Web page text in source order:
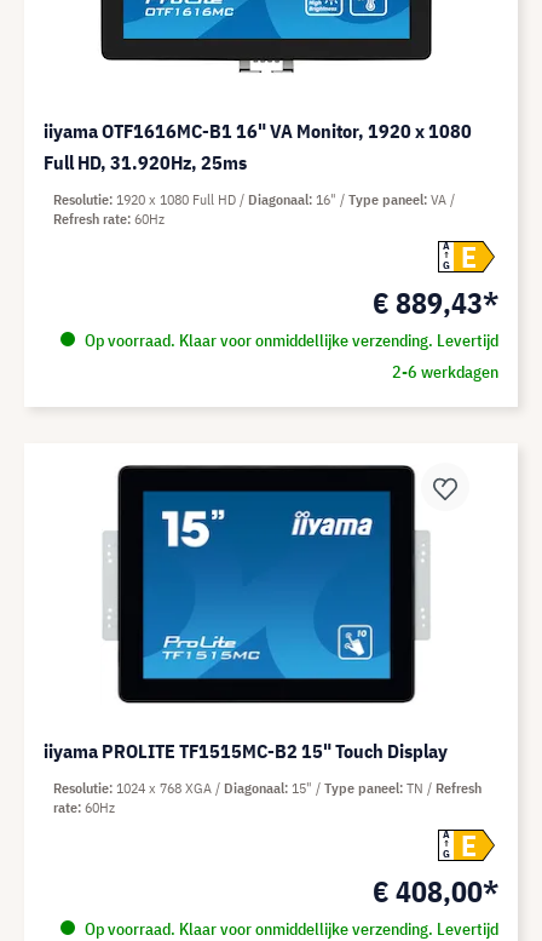
iiyama OTF1616MC-B1 16" VA Monitor, 1920 x 1080
Full HD, 31.920Hz, 25ms
A
G
E
€ 889,43*
Op voorraad. Klaar voor onmiddellijke verzending. Levertijd
2-6 werkdagen
Resolutie 1920 x 1080 Full HD Diagonaal 16" Type paneel VA
Refresh rate 60Hz
iiyama PROLITE TF1515MC-B2 15" Touch Display
A
G
E
€ 408,00*
Op voorraad. Klaar voor onmiddellijke verzending. Levertijd
Resolutie 1024 x 768 XGA Diagonaal 15" Type paneel TN
Refresh
rate 60Hz